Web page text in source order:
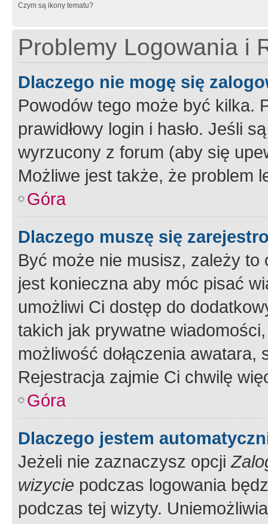
Czym są ikony tematu?
Problemy Logowania i
Dlaczego nie mogę się
Powodów tego może być kilka.
prawidłowy login i hasło. Jeśli
wyrzucony z forum (aby się
Możliwe jest także, że problem
Góra
Dlaczego muszę się
Być może nie musisz, zależy
jest konieczna aby móc pisać
umożliwi Ci dostęp do
takich jak prywatne
możliwość dołączenia
Rejestracja zajmie Ci chwilę
Góra
Dlaczego jestem
Jeżeli nie zaznaczysz opcji
wizycie podczas logowania
podczas tej wizyty.